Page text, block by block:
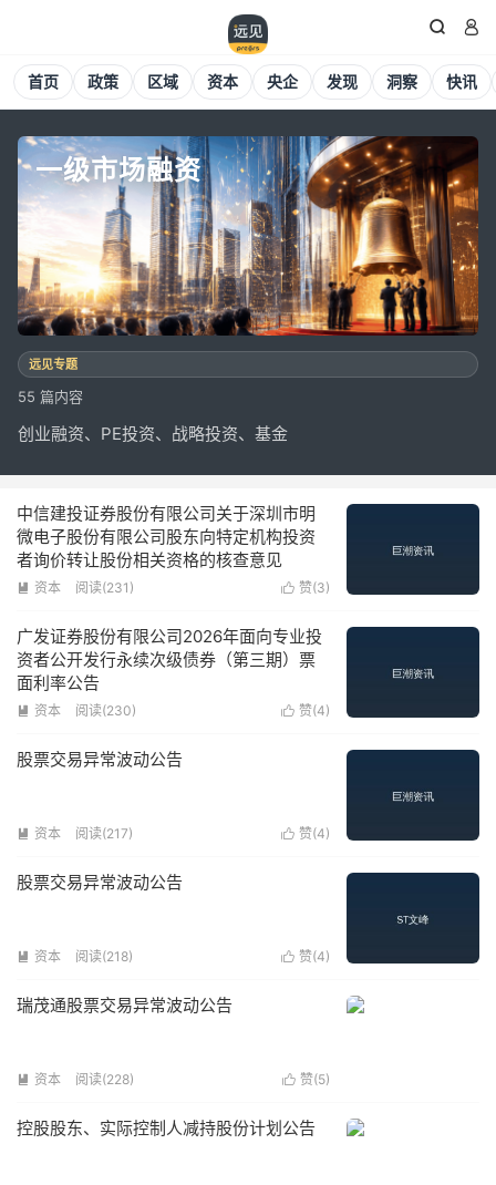
 
首页 政策 区域 资本 央企 发现 洞察 快讯
一级市场融资
远见专题
一级市场融资
55 篇内容
创业融资、PE投资、战略投资、基金
中信建投证券股份有限公司关于深圳市明
微电子股份有限公司股东向特定机构投资
者询价转让股份相关资格的核查意见
 赞(3)
 资本 阅读(231 )
广发证券股份有限公司2026年面向专业投
资者公开发行永续次级债券（第三期）票
面利率公告
 赞(4)
 资本 阅读(230)
股票交易异常波动公告
 赞(4)
 资本 阅读(217)
股票交易异常波动公告
 赞(4)
 资本 阅读(218)
瑞茂通股票交易异常波动公告
 赞(5)
 资本 阅读(228)
控股股东、实际控制人减持股份计划公告